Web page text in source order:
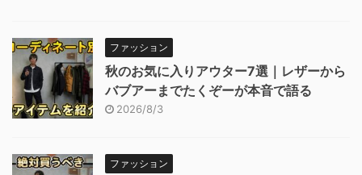
ファッション
秋のお気に入りアウター7選｜レザーから
バブアーまでたくぞーが本音で語る
2026/8/3
ファッション